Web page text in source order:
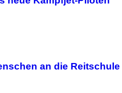
an die Reitschule